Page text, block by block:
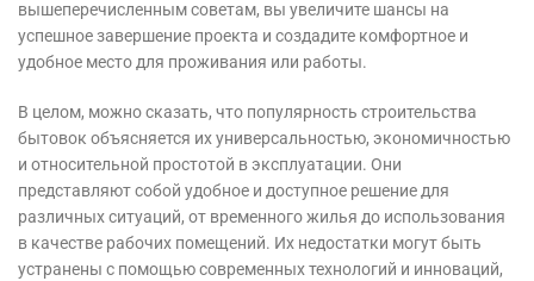
вышеперечисленным советам, вы увеличите шансы на
успешное завершение проекта и создадите комфортное и
удобное место для проживания или работы.
В целом, можно сказать, что популярность строительства
бытовок объясняется их универсальностью, экономичностью
и относительной простотой в эксплуатации. Они
представляют собой удобное и доступное решение для
различных ситуаций, от временного жилья до использования
в качестве рабочих помещений. Их недостатки могут быть
устранены с помощью современных технологий и инноваций,